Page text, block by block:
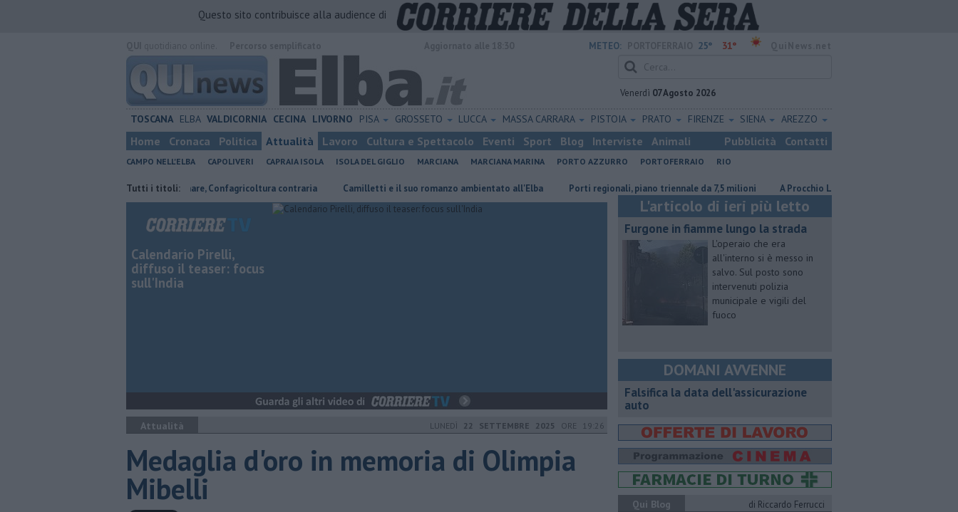
Questo sito contribuisce alla audience di
METEO: 25° 31°
Venerdì 07 Agosto 2026
TOSCANA ELBA VALDICORNIA CECINA LIVORNO PISA GROSSETO LUCCA MASSA CARRARA PISTOIA PRATO FIRENZE SIENA AREZZO
Home Cronaca Politica Attualità Lavoro Cultura e Spettacolo Eventi Sport Blog Interviste Animali Pubblicità Contatti
CAMPO NELL'ELBA CAPOLIVERI CAPRAIA ISOLA ISOLA DEL GIGLIO MARCIANA MARCIANA MARINA PORTO AZZURRO PORTOFERRAIO RIO
Tutti i titoli:
Parco eolico in mare, Confagricoltura contraria Camilletti e il suo romanzo ambientato all'Elba Porti regionali, piano triennale da 7,5 milioni A Procchio Letizia Moratti tra ricordi, Expo e sogni
Calendario Pirelli,
diffuso il teaser: focus
sull'India
Attualità LUNEDÌ 22 SETTEMBRE 2025 ORE 19:26
Medaglia d'oro in memoria di Olimpia
Mibelli
L'articolo di ieri più letto
Furgone in fiamme lungo la strada
L'operaio che era
all'interno si è messo in
salvo. Sul posto sono
intervenuti polizia
municipale e vigili del
fuoco
DOMANI AVVENNE
Falsifica la data dell'assicurazione
auto
Qui Blog
di Riccardo Ferrucci